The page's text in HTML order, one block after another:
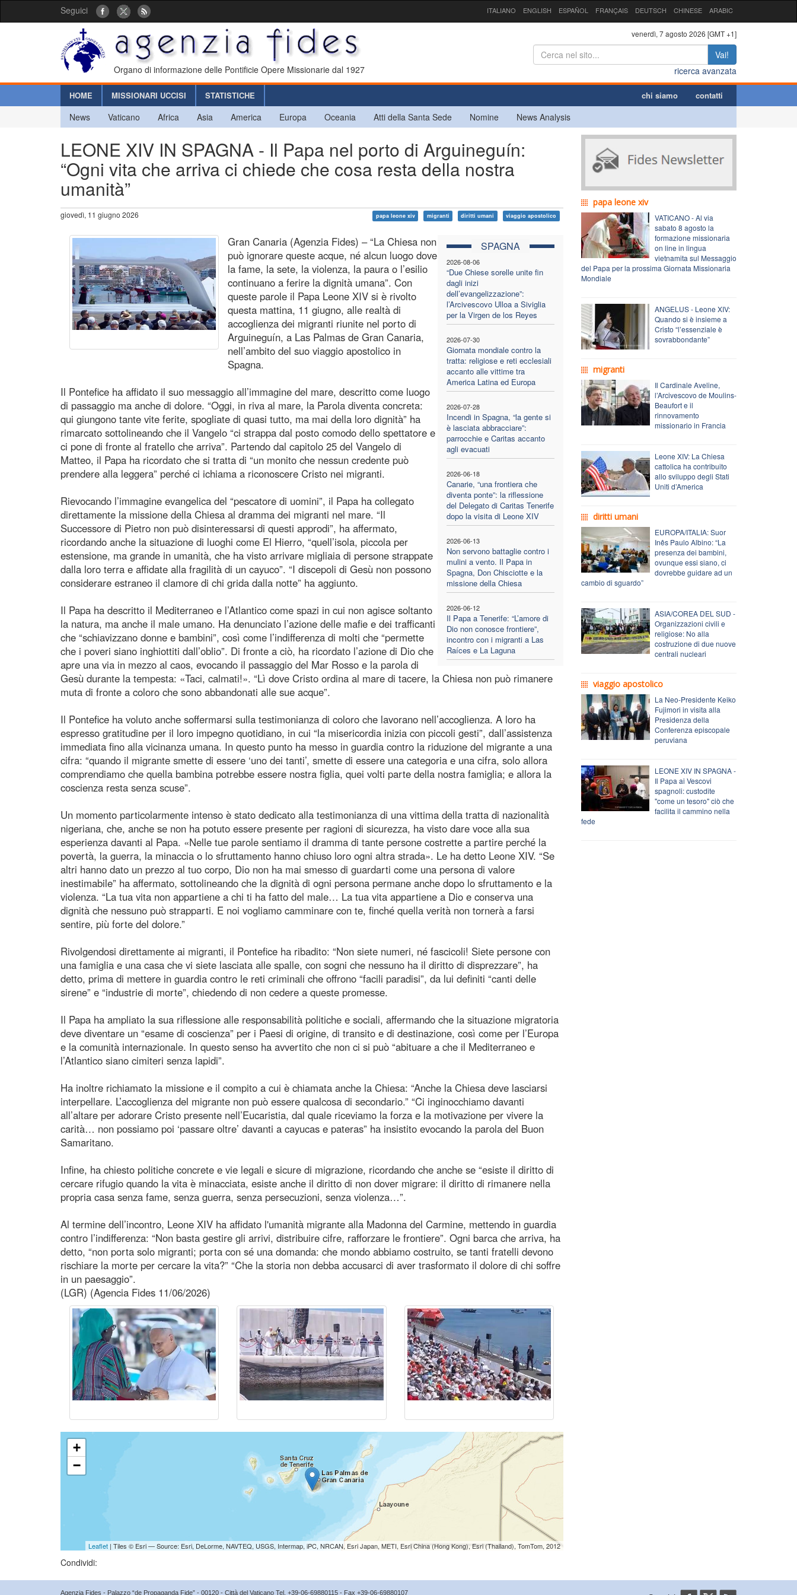
Seguici ITALIANO ENGLISH ESPAÑOL FRANÇAIS DEUTSCH CHINESE ARABIC
Organo di informazione delle Pontificie Opere Missionarie dal 1927
venerdì, 7 agosto 2026 [GMT +1]
Vai!
ricerca avanzata
HOME MISSIONARI UCCISI STATISTICHE chi siamo contatti
News Vaticano Africa Asia America Europa Oceania Atti della Santa Sede Nomine News Analysis
LEONE XIV IN SPAGNA - Il Papa nel porto di Arguineguín:
“Ogni vita che arriva ci chiede che cosa resta della nostra
umanità”
giovedì, 11 giugno 2026 papa leone xiv migranti diritti umani viaggio apostolico
SPAGNA
2026-08-06
“Due Chiese sorelle unite fin
dagli inizi
dell’evangelizzazione”:
l’Arcivescovo Ulloa a Siviglia
per la Virgen de los Reyes
2026-07-30
Giornata mondiale contro la
tratta: religiose e reti ecclesiali
accanto alle vittime tra
America Latina ed Europa
2026-07-28
Incendi in Spagna, “la gente si
è lasciata abbracciare”:
parrocchie e Caritas accanto
agli evacuati
2026-06-18
Canarie, “una frontiera che
diventa ponte”: la riflessione
del Delegato di Caritas Tenerife
dopo la visita di Leone XIV
2026-06-13
Non servono battaglie contro i
mulini a vento. Il Papa in
Spagna, Don Chisciotte e la
missione della Chiesa
2026-06-12
Il Papa a Tenerife: “L’amore di
Dio non conosce frontiere”,
incontro con i migranti a Las
Raíces e La Laguna
Gran Canaria (Agenzia Fides) – “La Chiesa non
può ignorare queste acque, né alcun luogo dove
la fame, la sete, la violenza, la paura o l’esilio
continuano a ferire la dignità umana”. Con
queste parole il Papa Leone XIV si è rivolto
questa mattina, 11 giugno, alle realtà di
accoglienza dei migranti riunite nel porto di
Arguineguín, a Las Palmas de Gran Canaria,
nell’ambito del suo viaggio apostolico in
Spagna.
Il Pontefice ha affidato il suo messaggio all’immagine del mare, descritto come luogo
di passaggio ma anche di dolore. “Oggi, in riva al mare, la Parola diventa concreta:
qui giungono tante vite ferite, spogliate di quasi tutto, ma mai della loro dignità” ha
rimarcato sottolineando che il Vangelo “ci strappa dal posto comodo dello spettatore e
ci pone di fronte al fratello che arriva”. Partendo dal capitolo 25 del Vangelo di
Matteo, il Papa ha ricordato che si tratta di “un monito che nessun credente può
prendere alla leggera” perché ci ichiama a riconoscere Cristo nei migranti.
Rievocando l’immagine evangelica del “pescatore di uomini”, il Papa ha collegato
direttamente la missione della Chiesa al dramma dei migranti nel mare. “Il
Successore di Pietro non può disinteressarsi di questi approdi”, ha affermato,
ricordando anche la situazione di luoghi come El Hierro, “quell’isola, piccola per
estensione, ma grande in umanità, che ha visto arrivare migliaia di persone strappate
dalla loro terra e affidate alla fragilità di un cayuco”. “I discepoli di Gesù non possono
considerare estraneo il clamore di chi grida dalla notte” ha aggiunto.
Il Papa ha descritto il Mediterraneo e l’Atlantico come spazi in cui non agisce soltanto
la natura, ma anche il male umano. Ha denunciato l’azione delle mafie e dei trafficanti
che “schiavizzano donne e bambini”, così come l’indifferenza di molti che “permette
che i poveri siano inghiottiti dall’oblio”. Di fronte a ciò, ha ricordato l’azione di Dio che
apre una via in mezzo al caos, evocando il passaggio del Mar Rosso e la parola di
Gesù durante la tempesta: «Taci, calmati!». “Lì dove Cristo ordina al mare di tacere, la Chiesa non può rimanere
muta di fronte a coloro che sono abbandonati alle sue acque”.
Il Pontefice ha voluto anche soffermarsi sulla testimonianza di coloro che lavorano nell’accoglienza. A loro ha
espresso gratitudine per il loro impegno quotidiano, in cui “la misericordia inizia con piccoli gesti”, dall’assistenza
immediata fino alla vicinanza umana. In questo punto ha messo in guardia contro la riduzione del migrante a una
cifra: “quando il migrante smette di essere ‘uno dei tanti’, smette di essere una categoria e una cifra, solo allora
comprendiamo che quella bambina potrebbe essere nostra figlia, quei volti parte della nostra famiglia; e allora la
coscienza resta senza scuse”.
Un momento particolarmente intenso è stato dedicato alla testimonianza di una vittima della tratta di nazionalità
nigeriana, che, anche se non ha potuto essere presente per ragioni di sicurezza, ha visto dare voce alla sua
esperienza davanti al Papa. «Nelle tue parole sentiamo il dramma di tante persone costrette a partire perché la
povertà, la guerra, la minaccia o lo sfruttamento hanno chiuso loro ogni altra strada». Le ha detto Leone XIV. “Se
altri hanno dato un prezzo al tuo corpo, Dio non ha mai smesso di guardarti come una persona di valore
inestimabile” ha affermato, sottolineando che la dignità di ogni persona permane anche dopo lo sfruttamento e la
violenza. “La tua vita non appartiene a chi ti ha fatto del male… La tua vita appartiene a Dio e conserva una
dignità che nessuno può strapparti. E noi vogliamo camminare con te, finché quella verità non tornerà a farsi
sentire, più forte del dolore.”
Rivolgendosi direttamente ai migranti, il Pontefice ha ribadito: “Non siete numeri, né fascicoli! Siete persone con
una famiglia e una casa che vi siete lasciata alle spalle, con sogni che nessuno ha il diritto di disprezzare”, ha
detto, prima di mettere in guardia contro le reti criminali che offrono “facili paradisi”, da lui definiti “canti delle
sirene” e “industrie di morte”, chiedendo di non cedere a queste promesse.
Il Papa ha ampliato la sua riflessione alle responsabilità politiche e sociali, affermando che la situazione migratoria
deve diventare un “esame di coscienza” per i Paesi di origine, di transito e di destinazione, così come per l’Europa
e la comunità internazionale. In questo senso ha avvertito che non ci si può “abituare a che il Mediterraneo e
l’Atlantico siano cimiteri senza lapidi”.
Ha inoltre richiamato la missione e il compito a cui è chiamata anche la Chiesa: “Anche la Chiesa deve lasciarsi
interpellare. L’accoglienza del migrante non può essere qualcosa di secondario.” “Ci inginocchiamo davanti
all’altare per adorare Cristo presente nell’Eucaristia, dal quale riceviamo la forza e la motivazione per vivere la
carità… non possiamo poi ‘passare oltre’ davanti a cayucas e pateras” ha insistito evocando la parola del Buon
Samaritano.
Infine, ha chiesto politiche concrete e vie legali e sicure di migrazione, ricordando che anche se “esiste il diritto di
cercare rifugio quando la vita è minacciata, esiste anche il diritto di non dover migrare: il diritto di rimanere nella
propria casa senza fame, senza guerra, senza persecuzioni, senza violenza…”.
Al termine dell’incontro, Leone XIV ha affidato l'umanità migrante alla Madonna del Carmine, mettendo in guardia
contro l’indifferenza: “Non basta gestire gli arrivi, distribuire cifre, rafforzare le frontiere”. Ogni barca che arriva, ha
detto, “non porta solo migranti; porta con sé una domanda: che mondo abbiamo costruito, se tanti fratelli devono
rischiare la morte per cercare la vita?” “Che la storia non debba accusarci di aver trasformato il dolore di chi soffre
in un paesaggio”.
(LGR) (Agencia Fides 11/06/2026)
+
−
Leaflet| Tiles © Esri — Source: Esri, DeLorme, NAVTEQ, USGS, Intermap, iPC, NRCAN, Esri Japan, METI, Esri China (Hong Kong), Esri (Thailand), TomTom, 2012
Condividi:
papa leone xiv
VATICANO - Al via
sabato 8 agosto la
formazione missionaria
on line in lingua
vietnamita sul Messaggio
del Papa per la prossima Giornata Missionaria
Mondiale
ANGELUS - Leone XIV:
Quando si è insieme a
Cristo “l’essenziale è
sovrabbondante”
migranti
Il Cardinale Aveline,
l’Arcivescovo de Moulins-
Beaufort e il
rinnovamento
missionario in Francia
Leone XIV: La Chiesa
cattolica ha contribuito
allo sviluppo degli Stati
Uniti d’America
diritti umani
EUROPA/ITALIA: Suor
Inês Paulo Albino: “La
presenza dei bambini,
ovunque essi siano, ci
dovrebbe guidare ad un
cambio di sguardo”
ASIA/COREA DEL SUD -
Organizzazioni civili e
religiose: No alla
costruzione di due nuove
centrali nucleari
viaggio apostolico
La Neo-Presidente Keiko
Fujimori in visita alla
Presidenza della
Conferenza episcopale
peruviana
LEONE XIV IN SPAGNA -
Il Papa ai Vescovi
spagnoli: custodite
"come un tesoro" ciò che
facilita il cammino nella
fede
Agenzia Fides - Palazzo “de Propaganda Fide” - 00120 - Città del Vaticano Tel. +39-06-69880115 - Fax +39-06-69880107